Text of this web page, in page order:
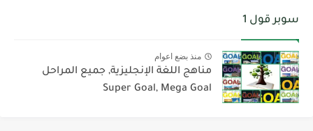
سوبر قول 1
منذ بضع اعوام
مناهج اللغة الإنجليزية, جميع المراحل
Super Goal, Mega Goal